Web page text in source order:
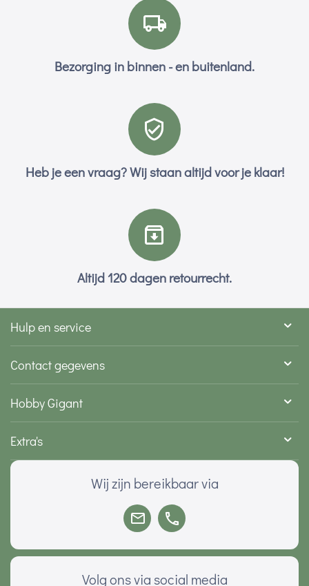
Bezorging in binnen - en buitenland.
Heb je een vraag? Wij staan altijd voor je klaar!
Altijd 120 dagen retourrecht.
Hulp en service
Contact gegevens
Hobby Gigant
Extra's
Wij zijn bereikbaar via
Volg ons via social media